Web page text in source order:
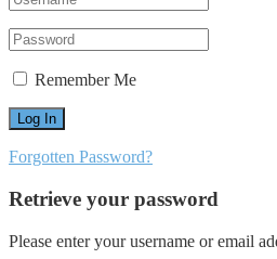
Remember Me
Forgotten Password?
Retrieve your password
Please enter your username or email